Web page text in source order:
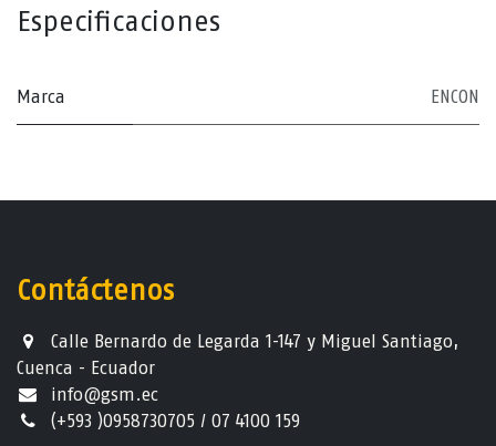
Especificaciones
Marca ENCON
Contáctenos
Calle Bernardo de Legarda 1-147 y Miguel Santiago,
Cuenca - Ecuador
info@gsm.ec​
(+593 )0958730705 / 07 4100 159